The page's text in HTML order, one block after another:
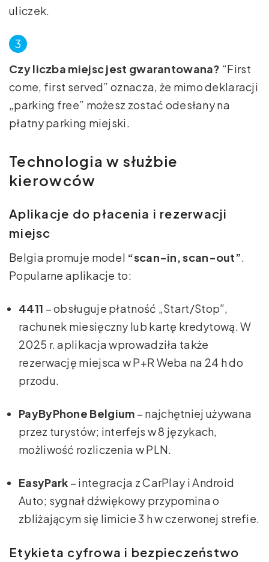
uliczek.
Czy liczba miejsc jest gwarantowana? “First
come, first served” oznacza, że mimo deklaracji
„parking free” możesz zostać odesłany na
płatny parking miejski.
Technologia w służbie
kierowców
Aplikacje do płacenia i rezerwacji
miejsc
Belgia promuje model “scan-in, scan-out”.
Popularne aplikacje to:
4411 – obsługuje płatność „Start/Stop”,
rachunek miesięczny lub kartę kredytową. W
2025 r. aplikacja wprowadziła także
rezerwację miejsca w P+R Weba na 24 h do
przodu.
PayByPhone Belgium – najchętniej używana
przez turystów; interfejs w 8 językach,
możliwość rozliczenia w PLN.
EasyPark – integracja z CarPlay i Android
Auto; sygnał dźwiękowy przypomina o
zbliżającym się limicie 3 h w czerwonej strefie.
Etykieta cyfrowa i bezpieczeństwo